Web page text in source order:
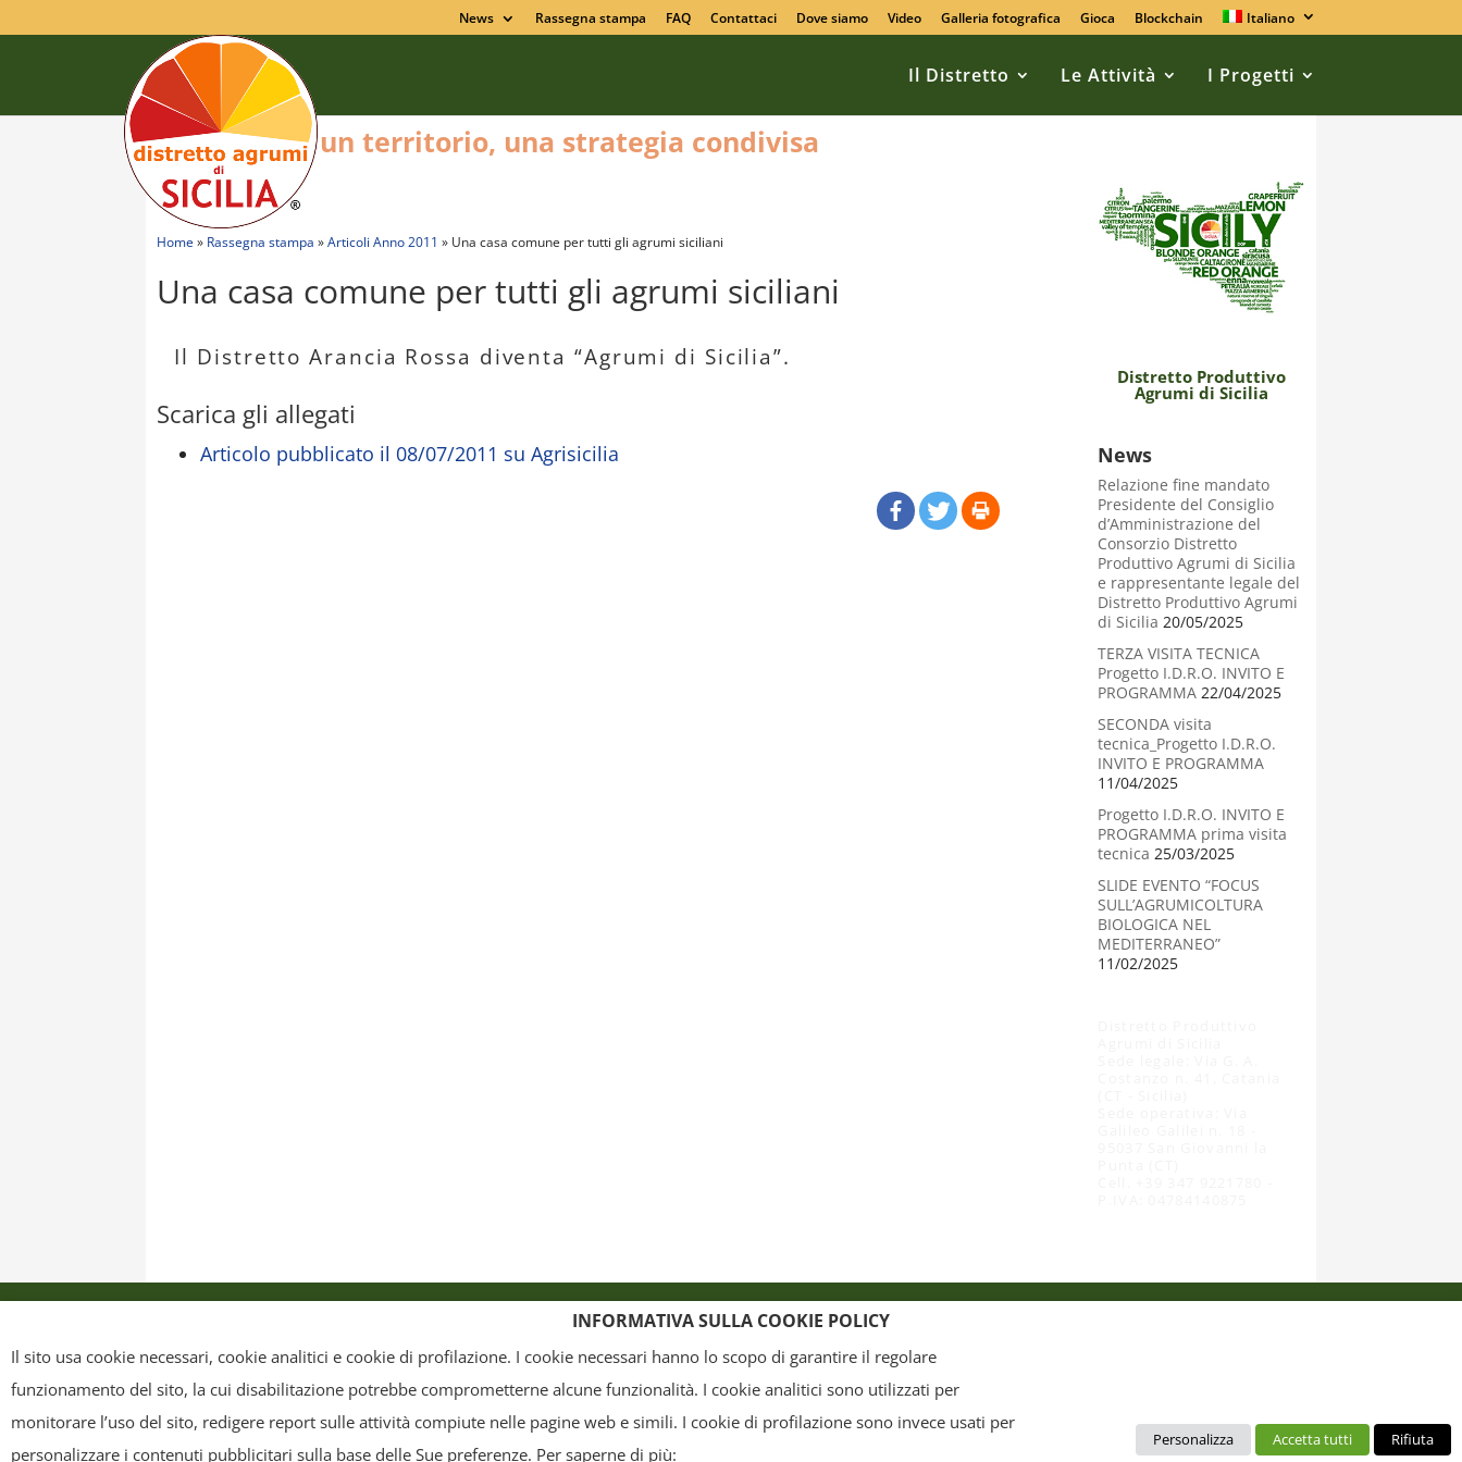
News Rassegna stampa FAQ Contattaci Dove siamo Video Galleria fotografica Gioca Blockchain Italiano
Il Distretto Le Attività I Progetti
Home » Rassegna stampa »Articoli Anno 2011 » Una casa comune per tutti gli agrumi siciliani
Una casa comune per tutti gli agrumi siciliani
Il Distretto Arancia Rossa diventa “Agrumi di Sicilia”.
Scarica gli allegati
Articolo pubblicato il 08/07/2011 su Agrisicilia
Distretto Produttivo
Agrumi di Sicilia
un territorio, una strategia condivisa
News
Relazione fine mandato
Presidente del Consiglio
d’Amministrazione del
Consorzio Distretto
Produttivo Agrumi di Sicilia
e rappresentante legale del
Distretto Produttivo Agrumi
di Sicilia 20/05/2025
TERZA VISITA TECNICA
Progetto I.D.R.O. INVITO E
PROGRAMMA 22/04/2025
SECONDA visita
tecnica_Progetto I.D.R.O.
INVITO E PROGRAMMA
11/04/2025
Progetto I.D.R.O. INVITO E
PROGRAMMA prima visita
tecnica 25/03/2025
SLIDE EVENTO “FOCUS
SULL’AGRUMICOLTURA
BIOLOGICA NEL
MEDITERRANEO”
11/02/2025
Copyright - Tutti i contenuti di questa pagina (i testi, le immagini, la grafica ed il layout) sono di proprietà del "Distretto Produttivo Agrumi di Sicilia" e tutelati dal diritto d’autore. È pertanto vietato copiarli, pubblicarli,
riscriverli, commercializzarli, distribuirli, anche soltanto in parte. Tutti i documenti presenti su questo sito, disponibili gratuitamente per il download, sono da intendere esclusivamente per uso personale. Possono essere
INFORMATIVA SULLA COOKIE POLICY
Il sito usa cookie necessari, cookie analitici e cookie di profilazione. I cookie necessari hanno lo scopo di garantire il regolare
funzionamento del sito, la cui disabilitazione potrebbe comprometterne alcune funzionalità. I cookie analitici sono utilizzati per
monitorare l’uso del sito, redigere report sulle attività compiute nelle pagine web e simili. I cookie di profilazione sono invece usati per
personalizzare i contenuti pubblicitari sulla base delle Sue preferenze. Per saperne di più:
Personalizza Accetta tutti Rifiuta